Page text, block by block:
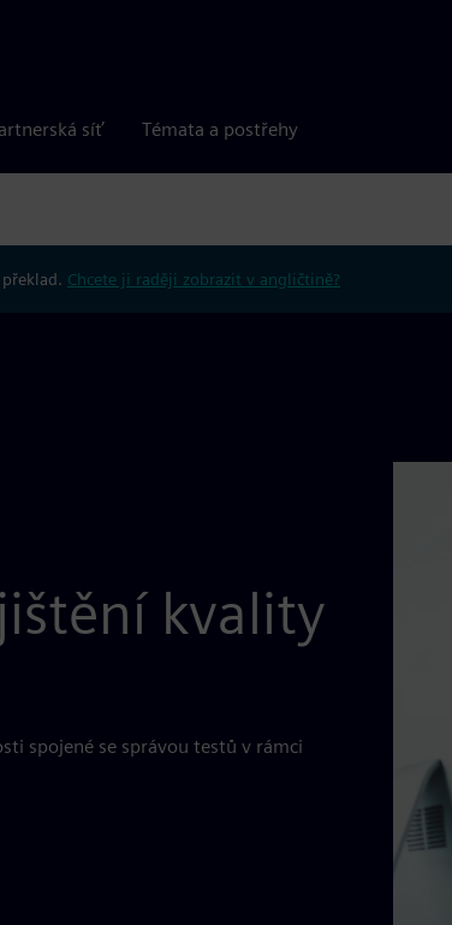
síť Témata a postřehy
Chcete ji raději zobrazit v angličtině?
kvality
spojené se správou testů v rámci